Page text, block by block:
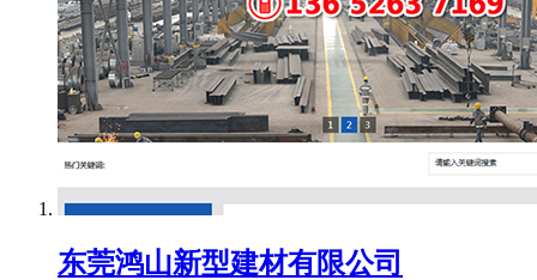
东莞鸿山新型建材有限公司